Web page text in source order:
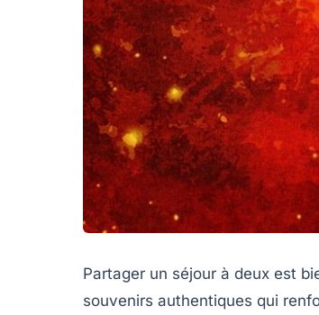
Partager un séjour à deux est
souvenirs authentiques qui